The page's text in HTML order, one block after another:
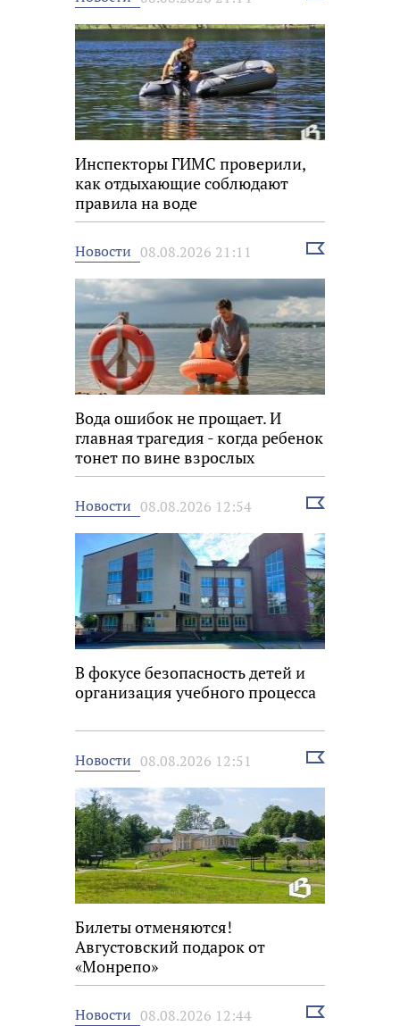
Инспекторы ГИМС проверили,
как отдыхающие соблюдают
правила на воде
Новости 08.08.2026 21:11
Выбрать
Вода ошибок не прощает. И
главная трагедия - когда ребенок
тонет по вине взрослых
Новости 08.08.2026 12:54
Выбрать
В фокусе безопасность детей и
организация учебного процесса
Новости 08.08.2026 12:51
Выбрать
Билеты отменяются!
Августовский подарок от
«Монрепо»
Новости 08.08.2026 12:44
Выбрать